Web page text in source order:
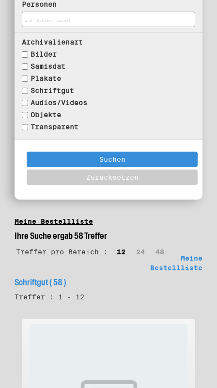
Personen
Archivalienart
Bilder
Samisdat
Plakate
Schriftgut
Audios/Videos
Objekte
Transparent
Meine Bestellliste
Ihre Suche ergab 58 Treffer
Treffer pro Bereich : 12 24
48
Meine
Bestellliste
Schriftgut ( 58 )
Treffer : 1 - 12